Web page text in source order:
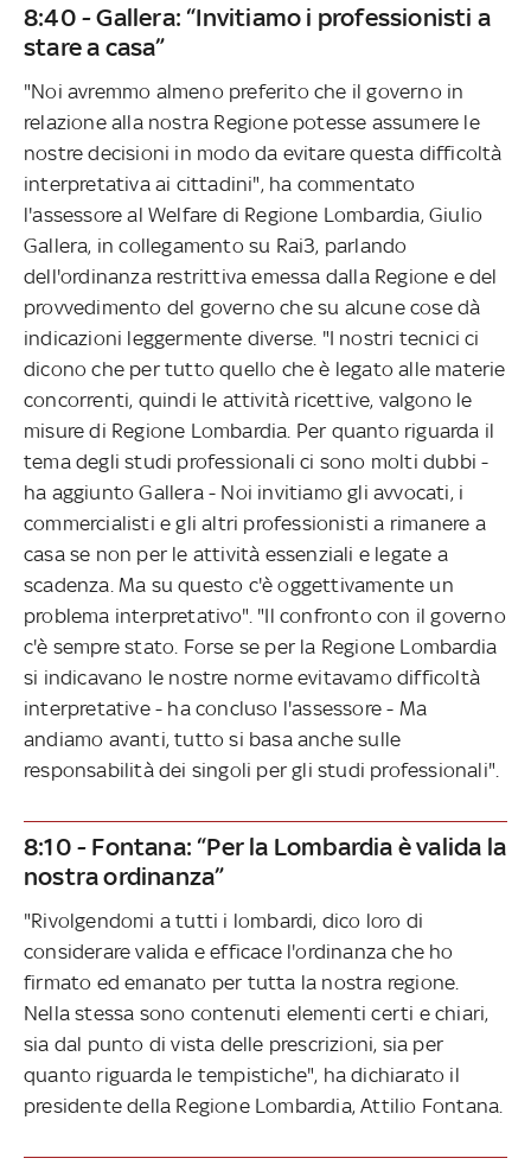
8:40 - Gallera: “Invitiamo i professionisti a
stare a casa”
"Noi avremmo almeno preferito che il governo in
relazione alla nostra Regione potesse assumere le
nostre decisioni in modo da evitare questa difficoltà
interpretativa ai cittadini", ha commentato
l'assessore al Welfare di Regione Lombardia, Giulio
Gallera, in collegamento su Rai3, parlando
dell'ordinanza restrittiva emessa dalla Regione e del
provvedimento del governo che su alcune cose dà
indicazioni leggermente diverse. "I nostri tecnici ci
dicono che per tutto quello che è legato alle materie
concorrenti, quindi le attività ricettive, valgono le
misure di Regione Lombardia. Per quanto riguarda il
tema degli studi professionali ci sono molti dubbi -
ha aggiunto Gallera - Noi invitiamo gli avvocati, i
commercialisti e gli altri professionisti a rimanere a
casa se non per le attività essenziali e legate a
scadenza. Ma su questo c'è oggettivamente un
problema interpretativo". "Il confronto con il governo
c'è sempre stato. Forse se per la Regione Lombardia
si indicavano le nostre norme evitavamo difficoltà
interpretative - ha concluso l'assessore - Ma
andiamo avanti, tutto si basa anche sulle
responsabilità dei singoli per gli studi professionali".
8:10 - Fontana: “Per la Lombardia è valida la
nostra ordinanza”
"Rivolgendomi a tutti i lombardi, dico loro di
considerare valida e efficace l'ordinanza che ho
firmato ed emanato per tutta la nostra regione.
Nella stessa sono contenuti elementi certi e chiari,
sia dal punto di vista delle prescrizioni, sia per
quanto riguarda le tempistiche", ha dichiarato il
presidente della Regione Lombardia, Attilio Fontana.